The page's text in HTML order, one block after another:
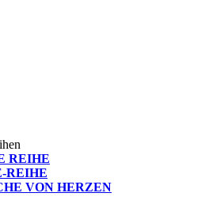
REIHE
REIHE
VON HERZEN